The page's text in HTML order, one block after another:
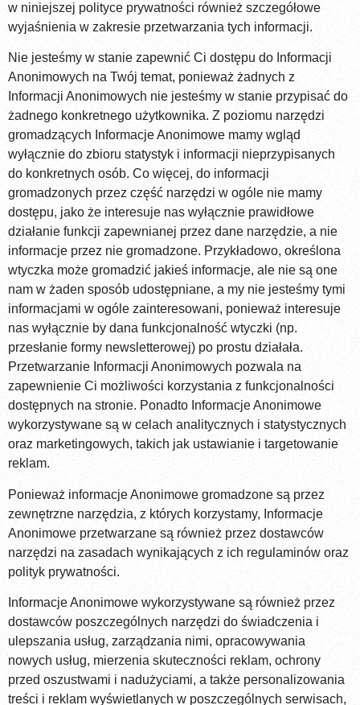
w niniejszej polityce prywatności również szczegółowe
wyjaśnienia w zakresie przetwarzania tych informacji.
Nie jesteśmy w stanie zapewnić Ci dostępu do Informacji
Anonimowych na Twój temat, ponieważ żadnych z
Informacji Anonimowych nie jesteśmy w stanie przypisać do
żadnego konkretnego użytkownika. Z poziomu narzędzi
gromadzących Informacje Anonimowe mamy wgląd
wyłącznie do zbioru statystyk i informacji nieprzypisanych
do konkretnych osób. Co więcej, do informacji
gromadzonych przez część narzędzi w ogóle nie mamy
dostępu, jako że interesuje nas wyłącznie prawidłowe
działanie funkcji zapewnianej przez dane narzędzie, a nie
informacje przez nie gromadzone. Przykładowo, określona
wtyczka może gromadzić jakieś informacje, ale nie są one
nam w żaden sposób udostępniane, a my nie jesteśmy tymi
informacjami w ogóle zainteresowani, ponieważ interesuje
nas wyłącznie by dana funkcjonalność wtyczki (np.
przesłanie formy newsletterowej) po prostu działała.
Przetwarzanie Informacji Anonimowych pozwala na
zapewnienie Ci możliwości korzystania z funkcjonalności
dostępnych na stronie. Ponadto Informacje Anonimowe
wykorzystywane są w celach analitycznych i statystycznych
oraz marketingowych, takich jak ustawianie i targetowanie
reklam.
Ponieważ informacje Anonimowe gromadzone są przez
zewnętrzne narzędzia, z których korzystamy, Informacje
Anonimowe przetwarzane są również przez dostawców
narzędzi na zasadach wynikających z ich regulaminów oraz
polityk prywatności.
Informacje Anonimowe wykorzystywane są również przez
dostawców poszczególnych narzędzi do świadczenia i
ulepszania usług, zarządzania nimi, opracowywania
nowych usług, mierzenia skuteczności reklam, ochrony
przed oszustwami i nadużyciami, a także personalizowania
treści i reklam wyświetlanych w poszczególnych serwisach,